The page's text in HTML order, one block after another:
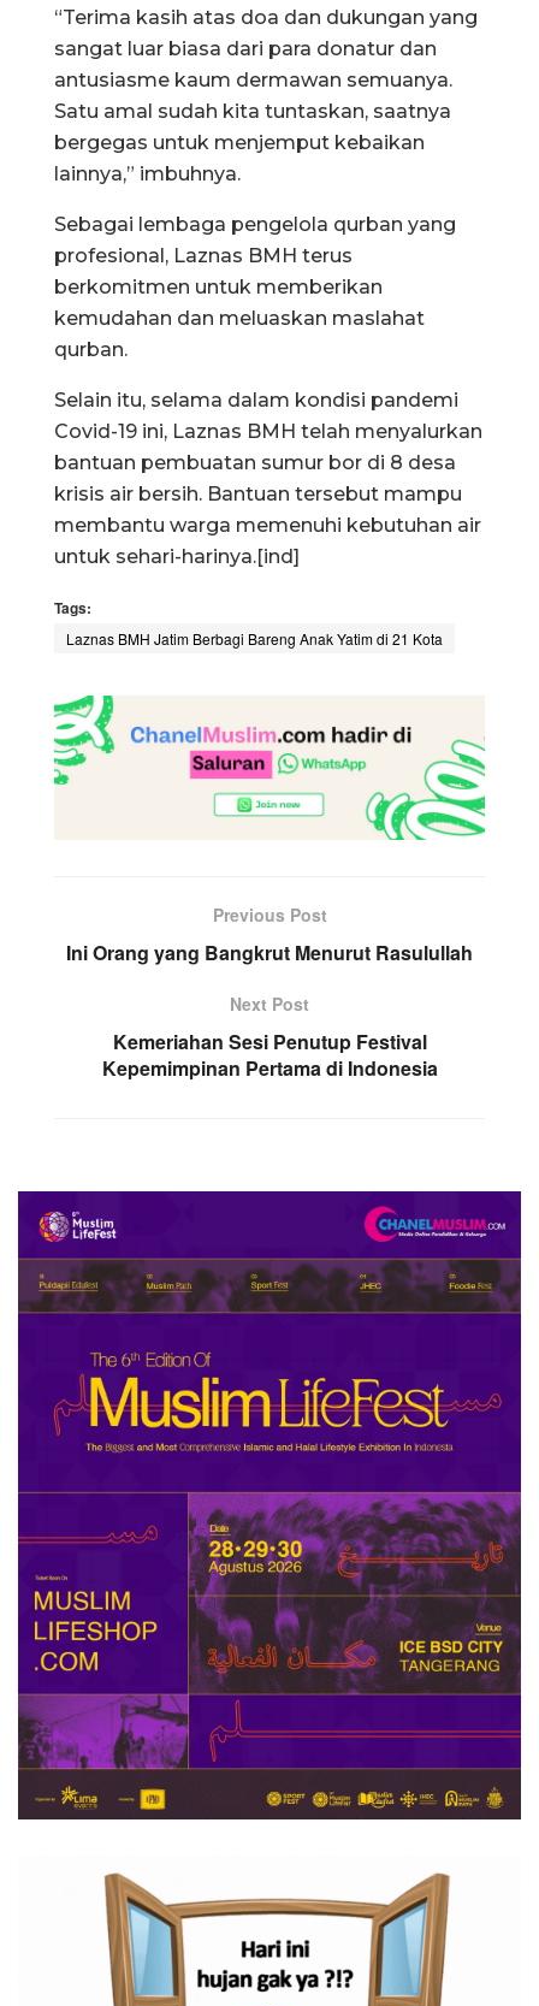
“Terima kasih atas doa dan dukungan yang
sangat luar biasa dari para donatur dan
antusiasme kaum dermawan semuanya.
Satu amal sudah kita tuntaskan, saatnya
bergegas untuk menjemput kebaikan
lainnya,” imbuhnya.
Sebagai lembaga pengelola qurban yang
profesional, Laznas BMH terus
berkomitmen untuk memberikan
kemudahan dan meluaskan maslahat
qurban.
Selain itu, selama dalam kondisi pandemi
Covid-19 ini, Laznas BMH telah menyalurkan
bantuan pembuatan sumur bor di 8 desa
krisis air bersih. Bantuan tersebut mampu
membantu warga memenuhi kebutuhan air
untuk sehari-harinya.[ind]
Tags:
Laznas BMH Jatim Berbagi Bareng Anak Yatim di 21 Kota
Previous Post
Ini Orang yang Bangkrut Menurut Rasulullah
Next Post
Kemeriahan Sesi Penutup Festival
Kepemimpinan Pertama di Indonesia